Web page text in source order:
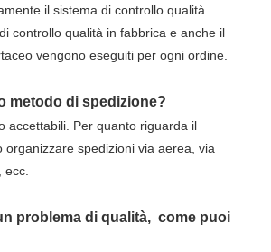
il sistema di controllo qualità
controllo qualità in fabbrica e anche il
vengono eseguiti per ogni ordine.
metodo di spedizione?
accettabili. Per quanto riguarda il
organizzare spedizioni via aerea, via
ecc.
problema di qualità, come puoi